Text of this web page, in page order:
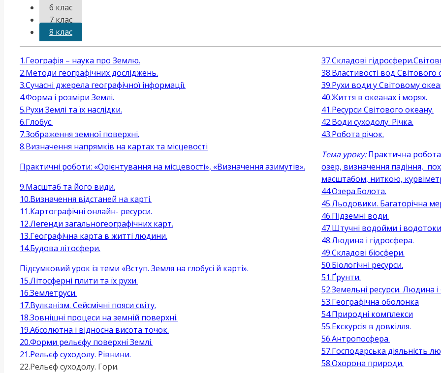
6 клас
7 клас
8 клас
1.Географія – наука про Землю.
2.Методи географічних досліджень.
3.Сучасні джерела географічної інформації.
4.Форма і розміри Землі.
5.Рухи Землі та їх наслідки.
6.Глобус.
7.Зображення земної поверхні.
8.Визначення напрямків на картах та місцевості
Практичні роботи: «Орієнтування на місцевості», «Визначення азимутів».
9.Масштаб та його види.
10.Визначення відстаней на карті.
11.Картографічні онлайн- ресурси.
12.Легенди загальногеографічних карт.
13.Географічна карта в житті людини.
14.Будова літосфери.
Підсумковий урок із теми «Вступ. Земля на глобусі й карті».
15.Літосферні плити та їх рухи.
16.Землетруси.
17.Вулканізм. Сейсмічні пояси світу.
18.Зовнішні процеси на земній поверхні.
19.Абсолютна і відносна висота точок.
20.Форми рельєфу поверхні Землі.
21.Рельєф суходолу. Рівнини.
22.Рельєф суходолу. Гори.
37.Складові
38.Властивості вод Світового
39.Рухи води у Світовому
40.Життя в океанах і морях.
41.Ресурси Світового океану.
42.Води суходолу. Річка.
43.Робота річок.
Тема уроку:Практична
озер, визначення падіння,
масштабом, ниткою,
44.Озера.Болота.
45.Льодовики. Багаторічна
46.Підземні води.
47.Штучні водойми і
48.Людина і гідросфера.
49.Складові біосфери.
50.Біологічні ресурси.
51.Ґрунти.
52.Земельні ресурси. Людина і
53.Географічна оболонка
54.Природні комплекси
55.Екскурсія в довкілля.
56.Антропосфера.
57.Господарська діяльність
58.Охорона природи.